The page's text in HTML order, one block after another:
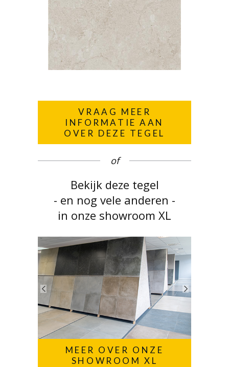
VRAAG MEER
INFORMATIE AAN
OVER DEZE TEGEL
of
Bekijk deze tegel
- en nog vele anderen -
in onze showroom XL
MEER OVER ONZE
SHOWROOM XL